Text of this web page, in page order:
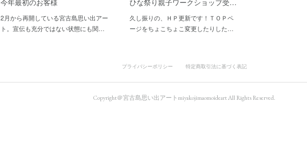
今年最初のお客様
2月から再開している宮古島思い出アー
ト。宣伝も充分ではない状態にも関…
ひな祭り親子ワークショップ受…
久し振りの、ＨＰ更新です！ＴＯＰペ
ージをちょこちょこ変更したりした…
プライバシーポリシー 特定商取引法に基づく表記
Copyright＠宮古島思い出アートmiyakojimaomoideart All Rights Reserved.